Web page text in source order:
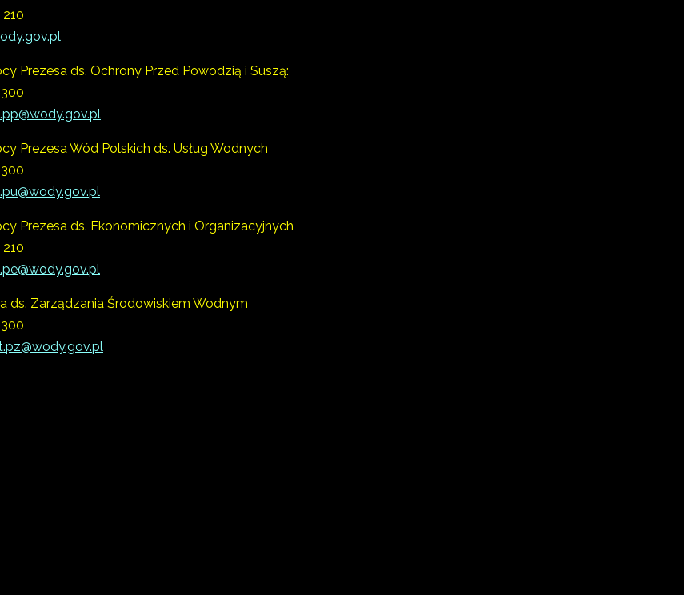
Prezesa ds. Ochrony Przed Powodzią i Suszą:
Prezesa Wód Polskich ds. Usług Wodnych
Prezesa ds. Ekonomicznych i Organizacyjnych
ds. Zarządzania Środowiskiem Wodnym